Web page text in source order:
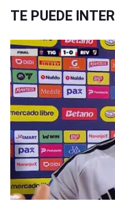
TE PUEDE